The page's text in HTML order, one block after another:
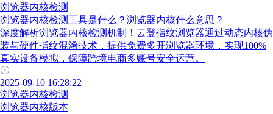
浏览器内核检测
浏览器内核检测工具是什么？浏览器内核什么意思？
深度解析浏览器内核检测机制！云登指纹浏览器通过动态内核伪
装与硬件指纹混淆技术，提供免费多开浏览器环境，实现100%
真实设备模拟，保障跨境电商多账号安全运营。
2025-09-10 16:28:22
浏览器内核检测
浏览器内核版本